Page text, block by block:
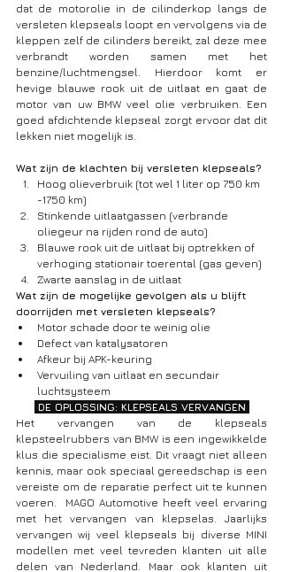
dat de motorolie in de cilinderkop langs de
versleten klepseals loopt en vervolgens via de
kleppen zelf de cilinders bereikt, zal deze mee
verbrandt worden samen met het
benzine/luchtmengsel. Hierdoor komt er
hevige blauwe rook uit de uitlaat en gaat de
motor van uw BMW veel olie verbruiken. Een
goed afdichtende klepseal zorgt ervoor dat dit
lekken niet mogelijk is.
Wat zijn de klachten bij versleten klepseals?
Hoog olieverbruik (tot wel 1 liter op 750 km
-1750 km)
Stinkende uitlaatgassen (verbrande
oliegeur na rijden rond de auto)
Blauwe rook uit de uitlaat bij optrekken of
verhoging stationair toerental (gas geven)
Zwarte aanslag in de uitlaat
Wat zijn de mogelijke gevolgen als u blijft
doorrijden met versleten klepseals?
Motor schade door te weinig olie
Defect van katalysatoren
Afkeur bij APK-keuring
Vervuiling van uitlaat en secundair
luchtsysteem
DE OPLOSSING: KLEPSEALS VERVANGEN
Het vervangen van de klepseals
klepsteelrubbers van BMW is een ingewikkelde
klus die specialisme eist. Dit vraagt niet alleen
kennis, maar ook speciaal gereedschap is een
vereiste om de reparatie perfect uit te kunnen
voeren.  MAGO Automotive heeft veel ervaring
met het vervangen van klepselas. Jaarlijks
vervangen wij veel klepseals bij diverse MINI
modellen met veel tevreden klanten uit alle
delen van Nederland. Maar ook klanten uit